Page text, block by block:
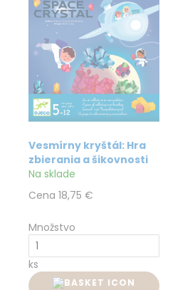
Vesmírny kryštál: Hra
zbierania a šikovnosti
Na sklade
Cena 18,75 €
Množstvo
ks